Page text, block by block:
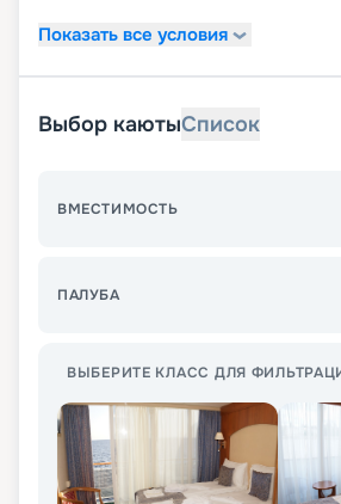
Показать все условия
Выбор каютыСписок
ВМЕСТИМОСТЬ
ПАЛУБА
ВЫБЕРИТЕ КЛАСС ДЛЯ